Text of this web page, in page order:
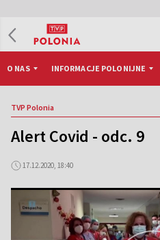
O NAS INFORMACJE POLONIJNE
TVP Polonia
Alert Covid - odc. 9
17.12.2020, 18:40